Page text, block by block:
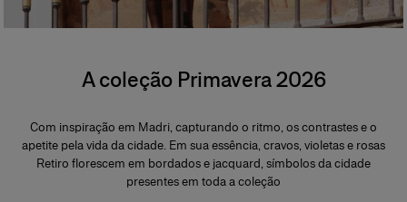
A coleção Primavera 2026
Com inspiração em Madri, capturando o ritmo, os contrastes e o
apetite pela vida da cidade. Em sua essência, cravos, violetas e rosas
Retiro florescem em bordados e jacquard, símbolos da cidade
presentes em toda a coleção